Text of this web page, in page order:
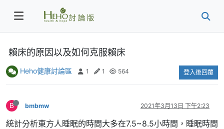
賴床的原因以及如何克服賴床
Heho健康討論區 1 1 564 登入後回覆
B bmbmw 2021年3月13日 下午2:23
統計分析東方人睡眠的時間大多在7.5~8.5小時間，睡眠時間